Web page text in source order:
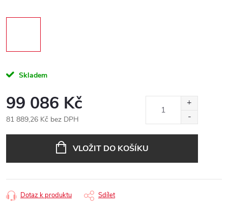
Skladem
99 086 Kč
81 889,26 Kč bez DPH
VLOŽIT DO KOŠÍKU
Dotaz k produktu Sdílet